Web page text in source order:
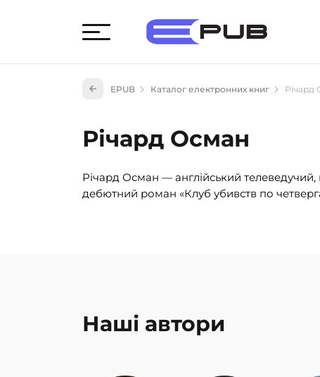
(527)
EPUB Каталог електронних книг Річард
Річард Осман
Річард Осман — англійський
дебютний роман «Клуб убивств по
Наші автори